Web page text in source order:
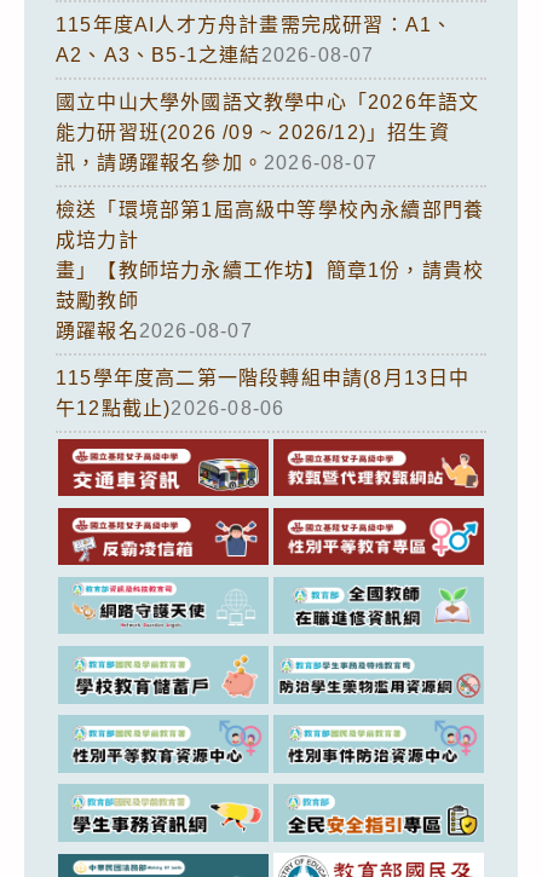
115年度AI人才方舟計畫需完成研習：A1、
A2、A3、B5-1之連結2026-08-07
國立中山大學外國語文教學中心「2026年語文
能力研習班(2026 /09 ~ 2026/12)」招生資
訊，請踴躍報名參加。 2026-08-07
檢送「環境部第1屆高級中等學校內永續部門養
成培力計
畫」【教師培力永續工作坊】簡章1份，請貴校
鼓勵教師
踴躍報名2026-08-07
115學年度高二第一階段轉組申請(8月13日中
午12點截止)2026-08-06